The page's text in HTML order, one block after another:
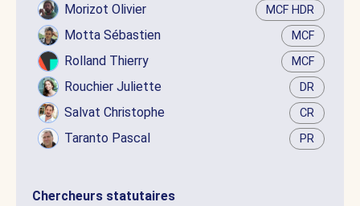
Morizot Olivier MCF HDR
Motta Sébastien MCF
Rolland Thierry MCF
Rouchier Juliette DR
Salvat Christophe CR
Taranto Pascal PR
Chercheurs statutaires